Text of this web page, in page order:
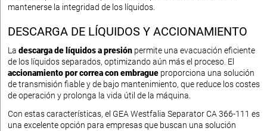
mantenerse la integridad de los líquidos.
DESCARGA DE LÍQUIDOS Y ACCIONAMIENTO
La descarga de líquidos a presión permite una evacuación eficiente
de los líquidos separados, optimizando aún más el proceso. El
accionamiento por correa con embrague proporciona una solución
de transmisión fiable y de bajo mantenimiento, que reduce los costes
de operación y prolonga la vida útil de la máquina.
Con estas características, el GEA Westfalia Separator CA 366-111 es
una excelente opción para empresas que buscan una solución